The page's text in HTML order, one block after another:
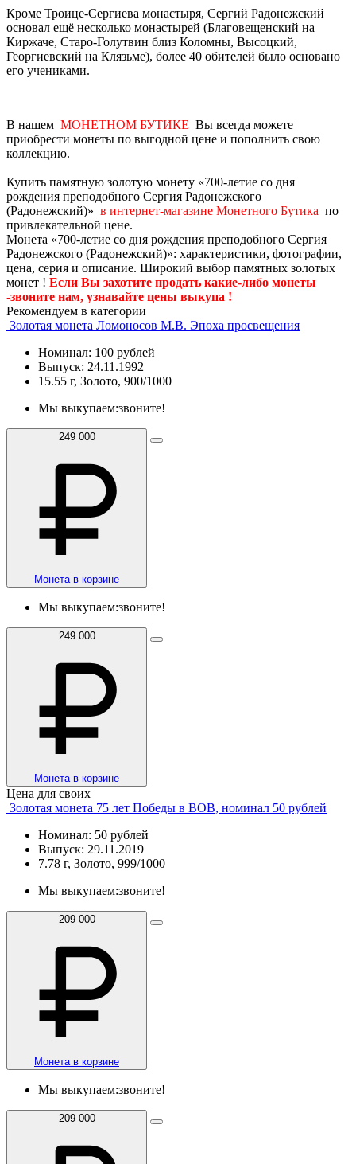
Кроме Троице-Сергиева монастыря, Сергий Радонежский
основал ещё несколько монастырей (Благовещенский на
Киржаче, Старо-Голутвин близ Коломны, Высоцкий,
Георгиевский на Клязьме), более 40 обителей было основано
его учениками.
В нашем МОНЕТНОМ БУТИКЕ Вы всегда можете
приобрести монеты по выгодной цене и пополнить свою
коллекцию.
Купить памятную золотую монету «700-летие со дня
рождения преподобного Сергия Радонежского
(Радонежский)» в интернет-магазине Монетного Бутика по
привлекательной цене.
Монета «700-летие со дня рождения преподобного Сергия
Радонежского (Радонежский)»: характеристики, фотографии,
цена, серия и описание. Широкий выбор памятных золотых
монет ! Если Вы захотите продать какие-либо монеты
-звоните нам, узнавайте цены выкупа !
Рекомендуем в категории
Золотая монета Ломоносов М.В. Эпоха просвещения
Номинал: 100 рублей
Выпуск: 24.11.1992
15.55 г, Золото, 900/1000
Мы выкупаем:звоните!
249 000
Монета в корзине
Мы выкупаем:звоните!
249 000
Монета в корзине
Цена для своих
Золотая монета 75 лет Победы в ВОВ, номинал 50 рублей
Номинал: 50 рублей
Выпуск: 29.11.2019
7.78 г, Золото, 999/1000
Мы выкупаем:звоните!
209 000
Монета в корзине
Мы выкупаем:звоните!
209 000